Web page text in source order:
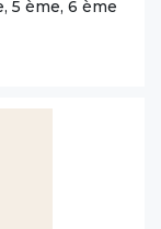
5 ème, 6 ème